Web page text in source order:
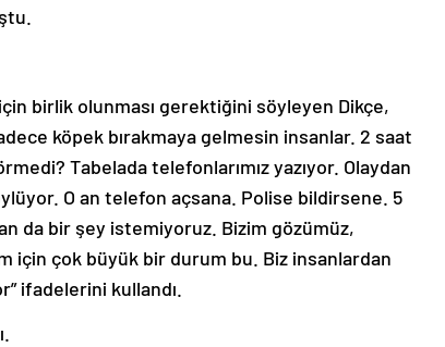
birlik olunması gerektiğini söyleyen Dikçe,
köpek bırakmaya gelmesin insanlar. 2 saat
Tabelada telefonlarımız yazıyor. Olaydan
O an telefon açsana. Polise bildirsene. 5
da bir şey istemiyoruz. Bizim gözümüz,
için çok büyük bir durum bu. Biz insanlardan
ifadelerini kullandı.